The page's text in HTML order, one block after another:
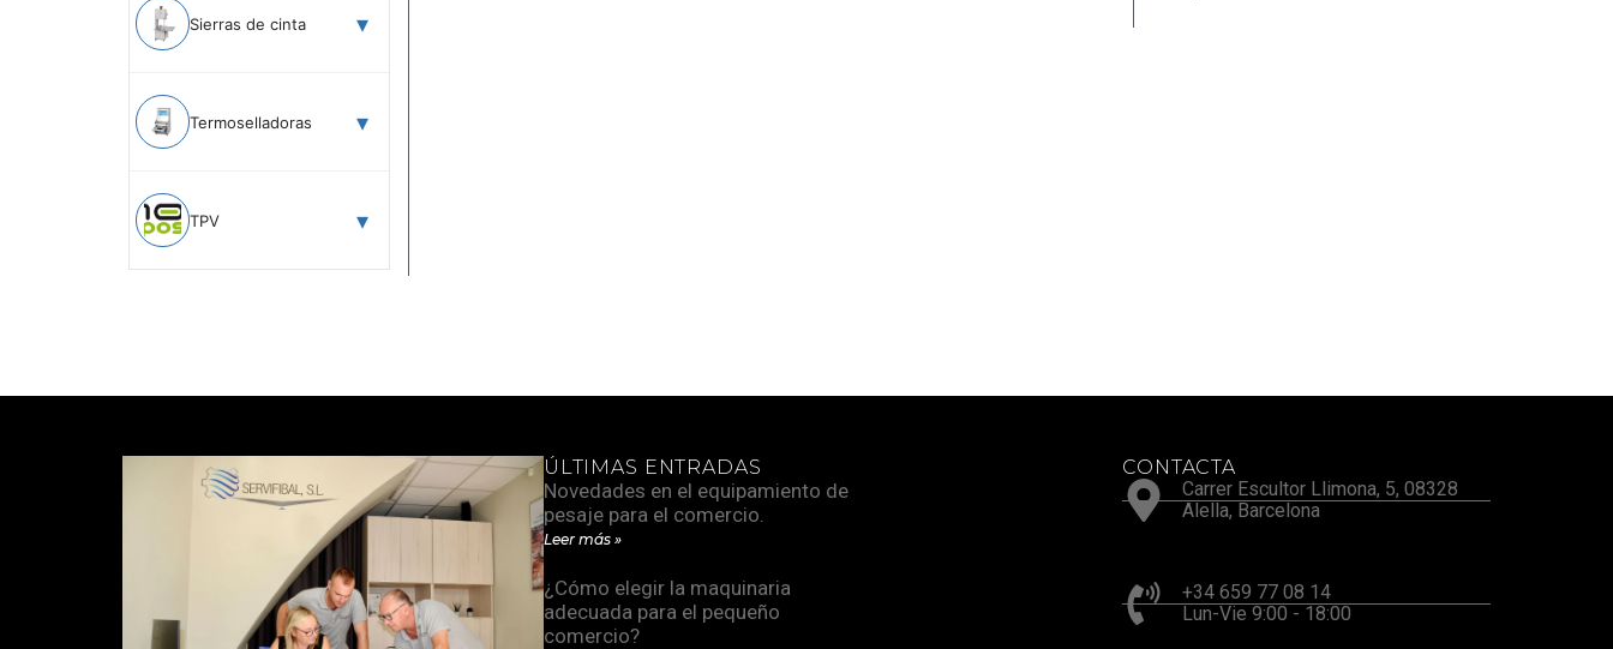
Sierras de cinta
Termoselladoras
TPV
ÚLTIMAS ENTRADAS
Novedades en el equipamiento de
pesaje para el comercio.
Leer más »
¿Cómo elegir la maquinaria
adecuada para el pequeño
comercio?
CONTACTA
Carrer Escultor Llimona, 5, 08328
Alella, Barcelona
+34 659 77 08 14
Lun-Vie 9:00 - 18:00